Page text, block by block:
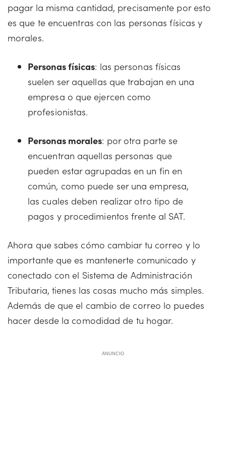
pagar la misma cantidad, precisamente por esto
es que te encuentras con las personas físicas y
morales.
Personas físicas: las personas físicas
suelen ser aquellas que trabajan en una
empresa o que ejercen como
profesionistas.
Personas morales: por otra parte se
encuentran aquellas personas que
pueden estar agrupadas en un fin en
común, como puede ser una empresa,
las cuales deben realizar otro tipo de
pagos y procedimientos frente al SAT.
Ahora que sabes cómo cambiar tu correo y lo
importante que es mantenerte comunicado y
conectado con el Sistema de Administración
Tributaria, tienes las cosas mucho más simples.
Además de que el cambio de correo lo puedes
hacer desde la comodidad de tu hogar.
ANUNCIO